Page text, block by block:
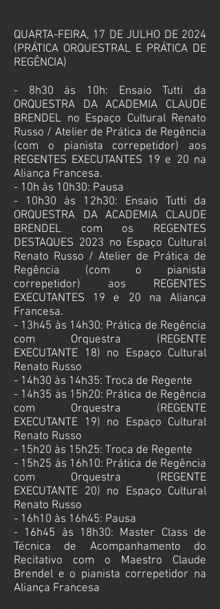
QUARTA-FEIRA, 17 DE JULHO DE 2024
(PRÁTICA ORQUESTRAL E PRÁTICA DE
REGÊNCIA)
- 8h30 às 10h: Ensaio Tutti da
ORQUESTRA DA ACADEMIA CLAUDE
BRENDEL no Espaço Cultural Renato
Russo / Atelier de Prática de Regência
(com o pianista correpetidor) aos
REGENTES EXECUTANTES 19 e 20 na
Aliança Francesa.
- 10h às 10h30: Pausa
- 10h30 às 12h30: Ensaio Tutti da
ORQUESTRA DA ACADEMIA CLAUDE
BRENDEL com os REGENTES
DESTAQUES 2023 no Espaço Cultural
Renato Russo / Atelier de Prática de
Regência (com o pianista
correpetidor) aos REGENTES
EXECUTANTES 19 e 20 na Aliança
Francesa.
- 13h45 às 14h30: Prática de Regência
com Orquestra (REGENTE
EXECUTANTE 18) no Espaço Cultural
Renato Russo
- 14h30 às 14h35: Troca de Regente
- 14h35 às 15h20: Prática de Regência
com Orquestra (REGENTE
EXECUTANTE 19) no Espaço Cultural
Renato Russo
- 15h20 às 15h25: Troca de Regente
- 15h25 às 16h10: Prática de Regência
com Orquestra (REGENTE
EXECUTANTE 20) no Espaço Cultural
Renato Russo
- 16h10 às 16h45: Pausa
- 16h45 às 18h30: Master Class de
Técnica de Acompanhamento do
Recitativo com o Maestro Claude
Brendel e o pianista correpetidor na
Aliança Francesa